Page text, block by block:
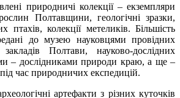
природничі колекції – екземпляри
Полтавщини, геологічні зразки,
птахів, колекції метеликів. Більшість
до музею науковцями провідних
Полтави, науково-дослідних
– дослідниками природи краю, а ще –
час природничих експедицій.
артефакти з різних куточків